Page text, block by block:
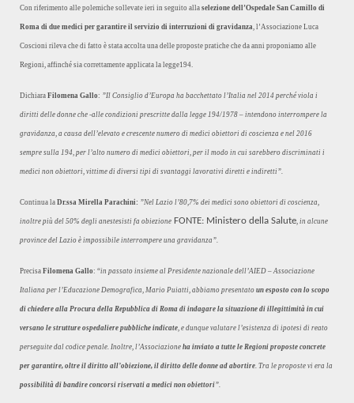
Con riferimento alle polemiche sollevate ieri in seguito alla selezione dell’Ospedale San Camillo di
Roma di due medici per garantire il servizio di interruzioni di gravidanza, l’Associazione Luca
Coscioni rileva che di fatto è stata accolta una delle proposte pratiche che da anni proponiamo alle
Regioni, affinché sia correttamente applicata la legge194.
Dichiara Filomena Gallo: ”Il Consiglio d’Europa ha bacchettato l’Italia nel 2014 perché viola i
diritti delle donne che -alle condizioni prescritte dalla legge 194/1978 – intendono interrompere la
gravidanza, a causa dell’elevato e crescente numero di medici obiettori di coscienza e nel 2016
sempre sulla 194, per l’alto numero di medici obiettori, per il modo in cui sarebbero discriminati i
medici non obiettori, vittime di diversi tipi di svantaggi lavorativi diretti e indiretti”.
Continua la Dr.ssa Mirella Parachini: ”Nel Lazio l’80,7% dei medici sono obiettori di coscienza,
inoltre più del 50% degli anestesisti fa obiezione FONTE: Ministero della Salute, in alcune
province del Lazio è impossibile interrompere una gravidanza”.
Precisa Filomena Gallo: “in passato insieme al Presidente nazionale dell’AIED – Associazione
Italiana per l’Educazione Demografica, Mario Puiatti, abbiamo presentato un esposto con lo scopo
di chiedere alla Procura della Repubblica di Roma di indagare la situazione di illegittimità in cui
versano le strutture ospedaliere pubbliche indicate, e dunque valutare l’esistenza di ipotesi di reato
perseguite dal codice penale. Inoltre, l’Associazione ha inviato a tutte le Regioni proposte concrete
per garantire, oltre il diritto all’obiezione, il diritto delle donne ad abortire. Tra le proposte vi era la
possibilità di bandire concorsi riservati a medici non obiettori”.